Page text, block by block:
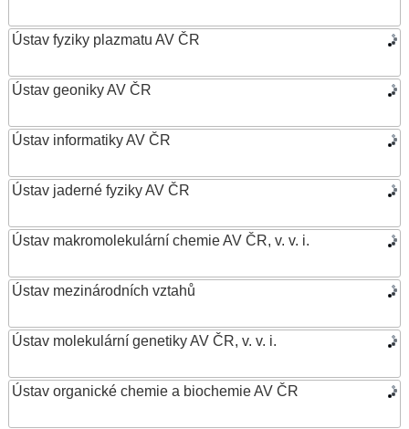
Ústav fyziky plazmatu AV ČR
Ústav geoniky AV ČR
Ústav informatiky AV ČR
Ústav jaderné fyziky AV ČR
Ústav makromolekulární chemie AV ČR, v. v. i.
Ústav mezinárodních vztahů
Ústav molekulární genetiky AV ČR, v. v. i.
Ústav organické chemie a biochemie AV ČR